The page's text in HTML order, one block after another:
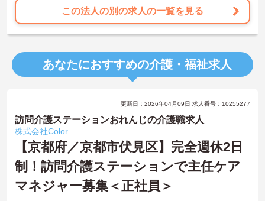
この法人の別の求人の一覧を見る
あなたにおすすめの介護・福祉求人
更新日：2026年04月09日 求人番号：10255277
訪問介護ステーションおれんじの介護職求人
株式会社Color
【京都府／京都市伏見区】完全週休2日
制！訪問介護ステーションで主任ケア
マネジャー募集＜正社員＞